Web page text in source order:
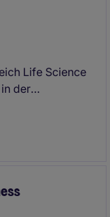
Life Science
der
einer
eine